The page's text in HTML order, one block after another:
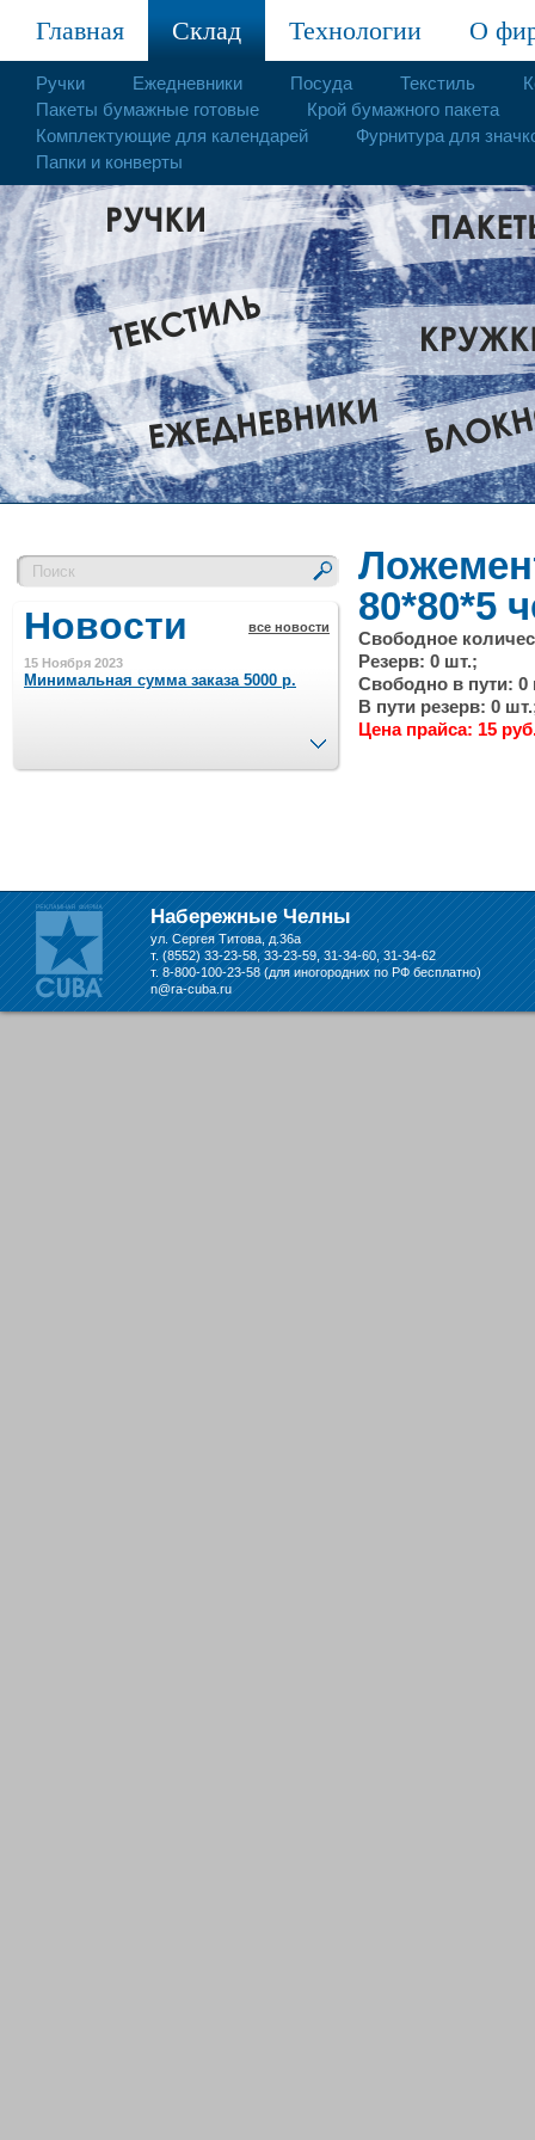
Главная Склад Технологии О
Ручки Ежедневники Посуда Текстиль
Пакеты бумажные готовые
Крой бумажного пакета
Комплектующие для календарей
Фурнитура для
Папки и конверты
Новости все новости
15 Ноября 2023
Минимальная сумма заказа 5000 р.
Шляпные коробочки производим
производим в Набережных Челнах
13 Мая 2019
Лазерная гравировка по кругу в
Набережных Челнах
След.
80*80*5
Свободное
Резерв: 0 шт.;
Свободно в пути: 0
В пути резерв: 0
Цена прайса: 15
Набережные Челны
ул. Сергея Титова, д.36а
т. (8552) 33-23-58, 33-23-59, 31-34-60, 31-34-62
т. 8-800-100-23-58 (для иногородних по РФ бесплатно)
n@ra-cuba.ru